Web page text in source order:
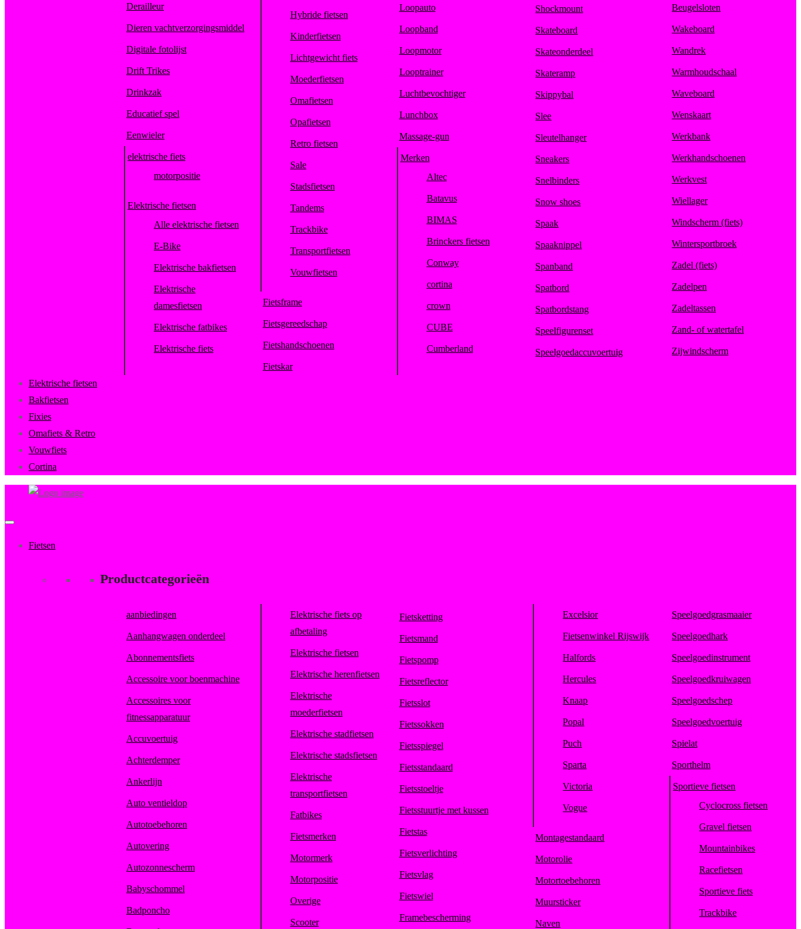
Derailleur
Dieren vachtverzorgingsmiddel
Digitale fotolijst
Drift Trikes
Drinkzak
Educatief spel
Eenwieler
elektrische fiets
motorpositie
Elektrische fietsen
Alle elektrische fietsen
E-Bike
Elektrische bakfietsen
Elektrische
damesfietsen
Elektrische fatbikes
Elektrische fiets
Hybride fietsen
Kinderfietsen
Lichtgewicht fiets
Moederfietsen
Omafietsen
Opafietsen
Retro fietsen
Sale
Stadsfietsen
Tandems
Trackbike
Transportfietsen
Vouwfietsen
Fietsframe
Fietsgereedschap
Fietshandschoenen
Fietskar
Loopauto
Loopband
Loopmotor
Looptrainer
Luchtbevochtiger
Lunchbox
Massage-gun
Merken
Altec
Batavus
BIMAS
Brinckers fietsen
Conway
cortina
crown
CUBE
Cumberland
Shockmount
Skateboard
Skateonderdeel
Skateramp
Skippybal
Slee
Sleutelhanger
Sneakers
Snelbinders
Snow shoes
Spaak
Spaaknippel
Spanband
Spatbord
Spatbordstang
Speelfigurenset
Speelgoedaccuvoertuig
Beugelsloten
Wakeboard
Wandrek
Warmhoudschaal
Waveboard
Wenskaart
Werkbank
Werkhandschoenen
Werkvest
Wiellager
Windscherm (fiets)
Wintersportbroek
Zadel (fiets)
Zadelpen
Zadeltassen
Zand- of watertafel
Zijwindscherm
Elektrische fietsen
Bakfietsen
Fixies
Omafiets & Retro
Vouwfiets
Cortina
Primary
Fietsen
Productcategorieën
aanbiedingen
Aanhangwagen onderdeel
Abonnementsfiets
Accessoire voor boenmachine
Accessoires voor
fitnessapparatuur
Accuvoertuig
Achterdemper
Ankerlijn
Auto ventieldop
Autotoebehoren
Autovering
Autozonnescherm
Babyschommel
Badponcho
Elektrische fiets op
afbetaling
Elektrische fietsen
Elektrische herenfietsen
Elektrische
moederfietsen
Elektrische stadfietsen
Elektrische stadsfietsen
Elektrische
transportfietsen
Fatbikes
Fietsmerken
Motormerk
Motorpositie
Overige
Scooter
Fietsketting
Fietsmand
Fietspomp
Fietsreflector
Fietsslot
Fietssokken
Fietsspiegel
Fietsstandaard
Fietsstoeltje
Fietsstuurtje met kussen
Fietstas
Fietsverlichting
Fietsvlag
Fietswiel
Framebescherming
Excelsior
Fietsenwinkel Rijswijk
Halfords
Hercules
Knaap
Popal
Puch
Sparta
Victoria
Vogue
Montagestandaard
Motorolie
Motortoebehoren
Muursticker
Naven
Speelgoedgrasmaaier
Speelgoedhark
Speelgoedinstrument
Speelgoedkruiwagen
Speelgoedschep
Speelgoedvoertuig
Spielat
Sporthelm
Sportieve fietsen
Cyclocross fietsen
Gravel fietsen
Mountainbikes
Racefietsen
Sportieve fiets
Trackbike